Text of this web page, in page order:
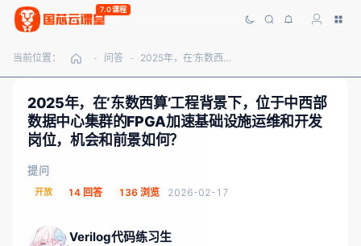
7.0课程
当前位置： - 问答 - 2025年，在‘东数西算’工程背景下，位于中西部数据中心集群的FPGA加速基础设施运维和开发岗位，机会和前景如何？
2025年，在‘东数西算’工程背景下，位于中西部
数据中心集群的FPGA加速基础设施运维和开发
岗位，机会和前景如何？
提问
开放 14 回答 136 浏览 2026-02-17
Verilog代码练习生